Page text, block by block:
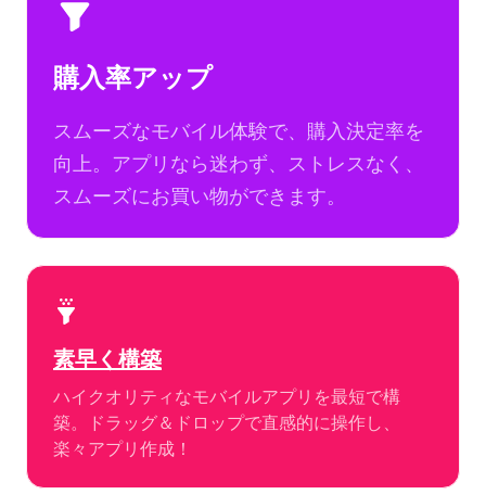
購入率アップ
スムーズなモバイル体験で、購入決定率を
向上。アプリなら迷わず、ストレスなく、
スムーズにお買い物ができます。
素早く構築
ハイクオリティなモバイルアプリを最短で構
築。ドラッグ＆ドロップで直感的に操作し、
楽々アプリ作成！